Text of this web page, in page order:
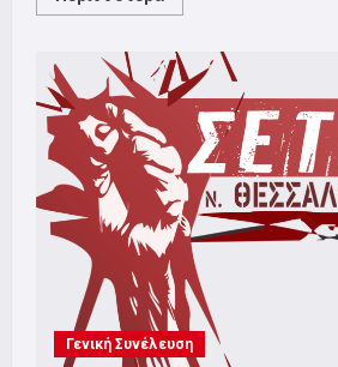
more
ΓΙΑ
ΥΠΟΨΗΦΙΟΤΗΤΕΣ
Γενική Συνέλευση